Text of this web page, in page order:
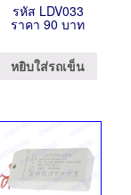
รหัส LDV033
ราคา 90 บาท
หยิบใส่รถเข็น